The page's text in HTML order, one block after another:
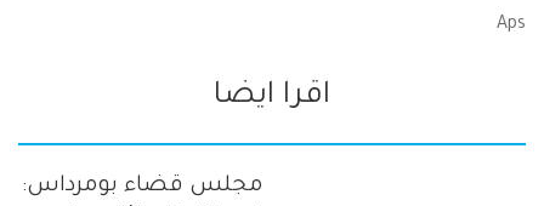
Aps
اقرا ايضا
مجلس قضاء بومرداس: